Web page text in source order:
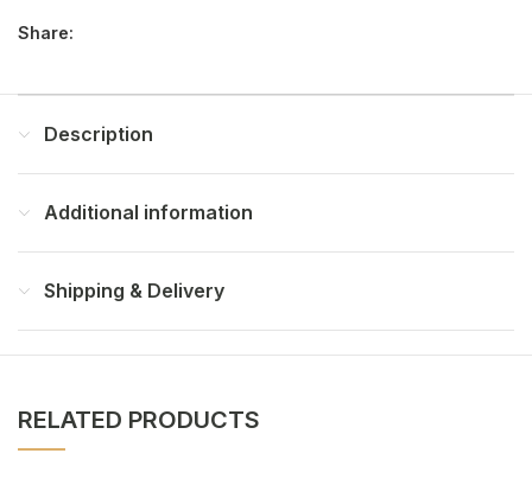
Share:
Description
Additional information
Shipping & Delivery
RELATED PRODUCTS